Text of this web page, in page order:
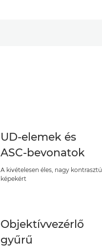
UD-elemek és
ASC-bevonatok
A kivételesen éles, nagy kontrasztú
képekért
Objektívvezérlő
gyűrű